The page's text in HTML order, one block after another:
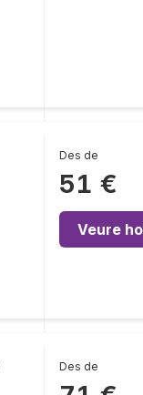
Des de
51 €
Veure
Des de